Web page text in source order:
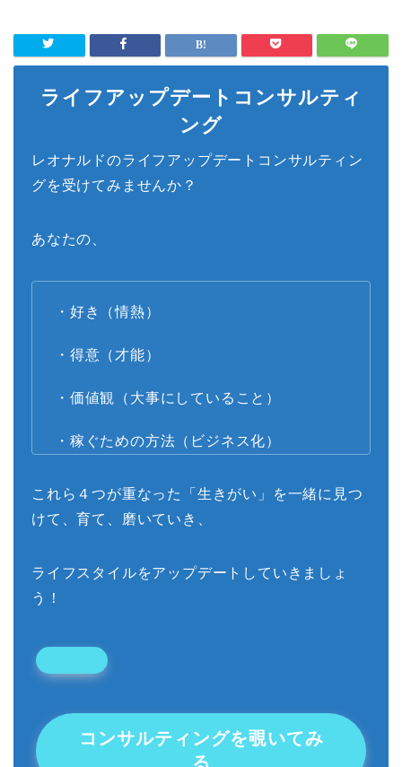
ライフアップデートコンサルティ
ング
レオナルドのライフアップデートコンサルティン
グを受けてみませんか？
あなたの、
・好き（情熱）
・得意（才能）
・価値観（大事にしていること）
・稼ぐための方法（ビジネス化）
これら４つが重なった「生きがい」を一緒に見つ
けて、育て、磨いていき、
ライフスタイルをアップデートしていきましょ
う！
コンサルティングを覗いてみ
る